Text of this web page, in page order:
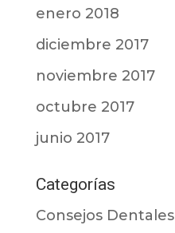
enero 2018
diciembre 2017
noviembre 2017
octubre 2017
junio 2017
Categorías
Consejos Dentales